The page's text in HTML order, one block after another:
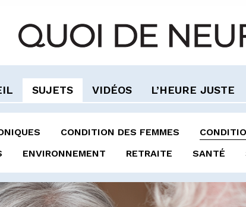
SUJETS VIDÉOS L’HEURE JUSTE
CONDITION DES FEMMES
ENVIRONNEMENT RETRAITE SANTÉ